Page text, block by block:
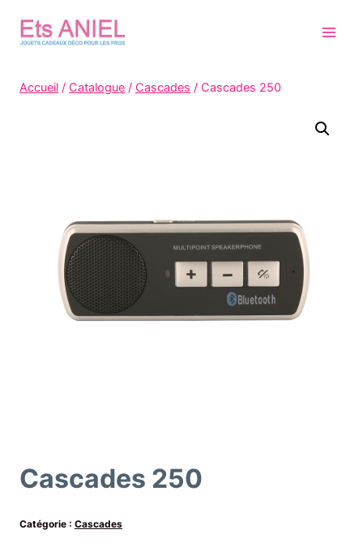
Accueil / Catalogue / Cascades / Cascades 250
Cascades 250
Catégorie : Cascades